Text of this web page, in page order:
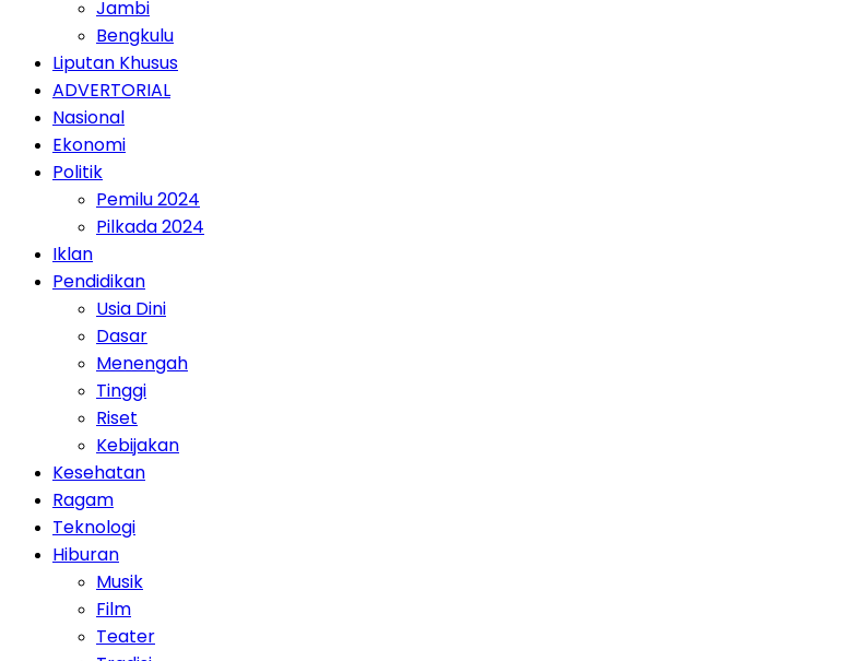
Jambi
Bengkulu
Liputan Khusus
ADVERTORIAL
Nasional
Ekonomi
Politik
Pemilu 2024
Pilkada 2024
Iklan
Pendidikan
Usia Dini
Dasar
Menengah
Tinggi
Riset
Kebijakan
Kesehatan
Ragam
Teknologi
Hiburan
Musik
Film
Teater